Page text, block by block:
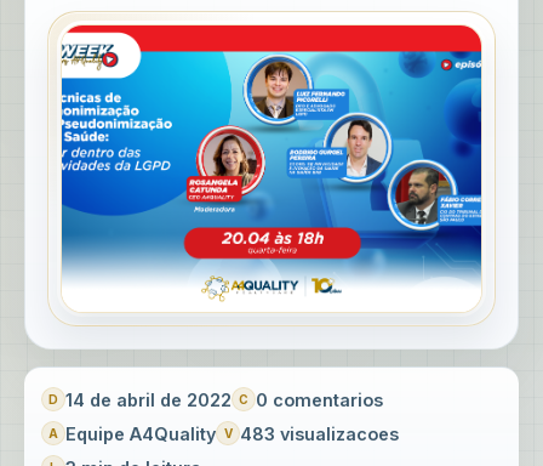
14 de abril de 2022
0 comentarios
Equipe A4Quality
483 visualizacoes